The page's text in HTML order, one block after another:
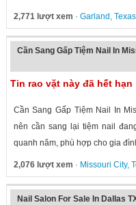
2,771 lượt xem · Garland , Texas
Cần Sang Gấp Tiệm Nail In
Tin rao vặt này đã hết hạn
Cần Sang Gấp Tiệm Nail In
nên cần sang lại tiệm nail
quanh năm, phù hợp cho gia
2,076 lượt xem · Missouri City,
Nail Salon For Sale In Dallas